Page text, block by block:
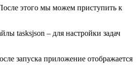
этого мы можем приступить к
tasksjson – для настройки задач
запуска приложение отображается